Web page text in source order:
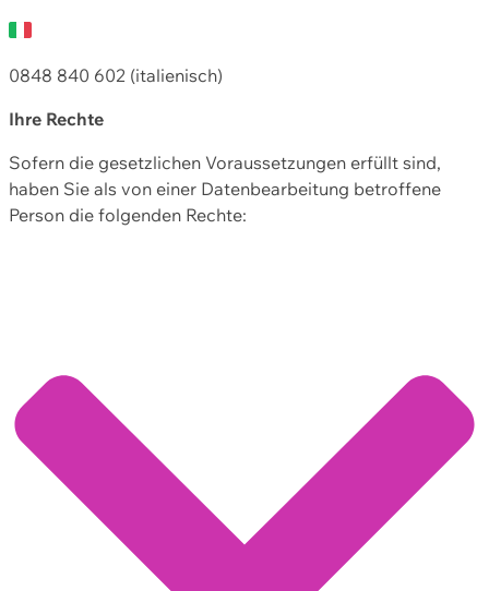
0848 840 602 (italienisch)
Ihre Rechte
Sofern die gesetzlichen Voraussetzungen erfüllt sind,
haben Sie als von einer Datenbearbeitung betroffene
Person die folgenden Rechte: